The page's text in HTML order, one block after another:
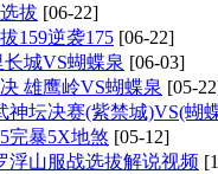
拔 [06-22]
159逆袭175 [06-22]
城VS蝴蝶泉 [06-03]
雄鹰岭VS蝴蝶泉 [05-
神坛决赛(紫禁城)VS(蝴
完暴5X地煞 [05-12]
浮山服战选拔解说视频